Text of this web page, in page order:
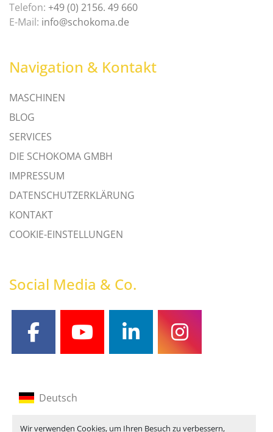
Wir verwenden Cookies, um Ihren Besuch zu verbessern,
Telefon: +49 (0) 2156. 49 660
E-Mail: info@schokoma.de
Navigation & Kontakt
MASCHINEN
BLOG
SERVICES
DIE SCHOKOMA GMBH
IMPRESSUM
DATENSCHUTZERKLÄRUNG
KONTAKT
COOKIE-EINSTELLUNGEN
Social Media & Co.
facebookyoutubelinkedininstagram
Deutsch
Englisch